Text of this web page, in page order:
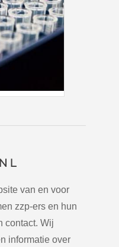
van en voor
zzp-ers en hun
contact. Wij
informatie over